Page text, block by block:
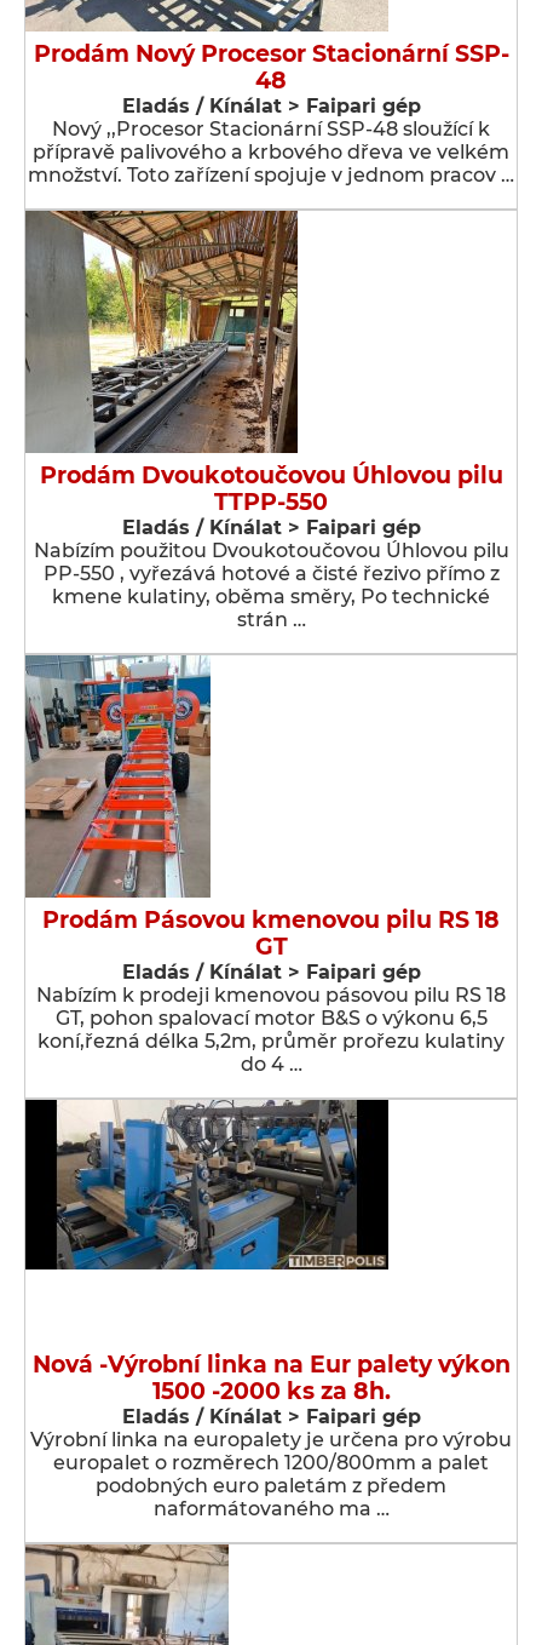
Prodám Nový Procesor Stacionární SSP-
48
Eladás / Kínálat > Faipari gép
Nový ,,Procesor Stacionární SSP-48 sloužící k
přípravě palivového a krbového dřeva ve velkém
množství. Toto zařízení spojuje v jednom pracov …
Prodám Dvoukotoučovou Úhlovou pilu
TTPP-550
Eladás / Kínálat > Faipari gép
Nabízím použitou Dvoukotoučovou Úhlovou pilu
PP-550 , vyřezává hotové a čisté řezivo přímo z
kmene kulatiny, oběma směry, Po technické
strán …
Prodám Pásovou kmenovou pilu RS 18
GT
Eladás / Kínálat > Faipari gép
Nabízím k prodeji kmenovou pásovou pilu RS 18
GT, pohon spalovací motor B&S o výkonu 6,5
koní,řezná délka 5,2m, průměr prořezu kulatiny
do 4 …
Nová -Výrobní linka na Eur palety výkon
1500 -2000 ks za 8h.
Eladás / Kínálat > Faipari gép
Výrobní linka na europalety je určena pro výrobu
europalet o rozměrech 1200/800mm a palet
podobných euro paletám z předem
naformátovaného ma …